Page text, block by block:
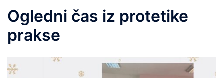
Ogledni čas iz protetike
prakse